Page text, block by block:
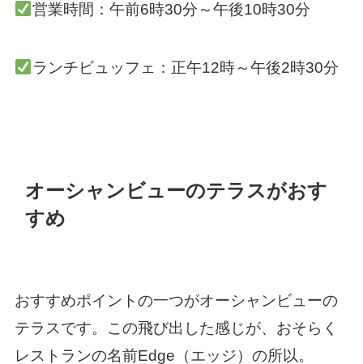
営業時間：午前6時30分～午後10時30分
ランチビュッフェ：正午12時～午後2時30分
オーシャンビューのテラスがおす
すめ
おすすめポイントの一つがオーシャンビューの
テラスです。この飛び出した感じが、おそらく
レストランの名前Edge（エッジ）の所以。